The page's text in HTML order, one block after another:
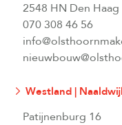
2548 HN Den Haag
070 308 46 56
Westland |
Patijnenburg 16